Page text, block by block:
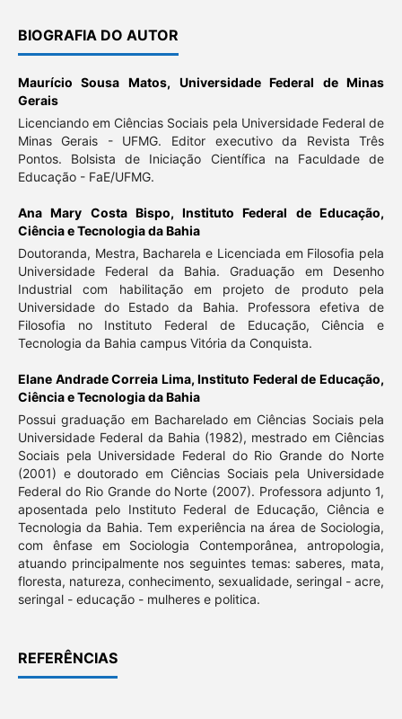
BIOGRAFIA DO AUTOR
Maurício Sousa Matos, Universidade Federal de Minas
Gerais
Licenciando em Ciências Sociais pela Universidade Federal de
Minas Gerais - UFMG. Editor executivo da Revista Três
Pontos. Bolsista de Iniciação Científica na Faculdade de
Educação - FaE/UFMG.
Ana Mary Costa Bispo,Instituto Federal de Educação,
Ciência e Tecnologia da Bahia
Doutoranda, Mestra, Bacharela e Licenciada em Filosofia pela
Universidade Federal da Bahia. Graduação em Desenho
Industrial com habilitação em projeto de produto pela
Universidade do Estado da Bahia. Professora efetiva de
Filosofia no Instituto Federal de Educação, Ciência e
Tecnologia da Bahia campus Vitória da Conquista.
Elane Andrade Correia Lima,Instituto Federal de Educação,
Ciência e Tecnologia da Bahia
Possui graduação em Bacharelado em Ciências Sociais pela
Universidade Federal da Bahia (1982), mestrado em Ciências
Sociais pela Universidade Federal do Rio Grande do Norte
(2001) e doutorado em Ciências Sociais pela Universidade
Federal do Rio Grande do Norte (2007). Professora adjunto 1,
aposentada pelo Instituto Federal de Educação, Ciência e
Tecnologia da Bahia. Tem experiência na área de Sociologia,
com ênfase em Sociologia Contemporânea, antropologia,
atuando principalmente nos seguintes temas: saberes, mata,
floresta, natureza, conhecimento, sexualidade, seringal - acre,
seringal - educação - mulheres e politica.
REFERÊNCIAS